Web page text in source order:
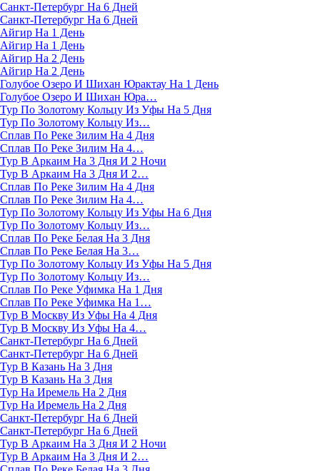
Санкт-Петербург На 6 Дней
Санкт-Петербург На 6 Дней
Айгир На 1 День
Айгир На 1 День
Айгир На 2 День
Айгир На 2 День
Голубое Озеро И Шихан Юрактау На 1 День
Голубое Озеро И Шихан Юра…
Тур По Золотому Кольцу Из Уфы На 5 Дня
Тур По Золотому Кольцу Из…
Сплав По Реке Зилим На 4 Дня
Сплав По Реке Зилим На 4…
Тур В Аркаим На 3 Дня И 2 Ночи
Тур В Аркаим На 3 Дня И 2…
Сплав По Реке Зилим На 4 Дня
Сплав По Реке Зилим На 4…
Тур По Золотому Кольцу Из Уфы На 6 Дня
Тур По Золотому Кольцу Из…
Сплав По Реке Белая На 3 Дня
Сплав По Реке Белая На 3…
Тур По Золотому Кольцу Из Уфы На 5 Дня
Тур По Золотому Кольцу Из…
Сплав По Реке Уфимка На 1 Дня
Сплав По Реке Уфимка На 1…
Тур В Москву Из Уфы На 4 Дня
Тур В Москву Из Уфы На 4…
Санкт-Петербург На 6 Дней
Санкт-Петербург На 6 Дней
Тур В Казань На 3 Дня
Тур В Казань На 3 Дня
Тур На Иремель На 2 Дня
Тур На Иремель На 2 Дня
Санкт-Петербург На 6 Дней
Санкт-Петербург На 6 Дней
Тур В Аркаим На 3 Дня И 2 Ночи
Тур В Аркаим На 3 Дня И 2…